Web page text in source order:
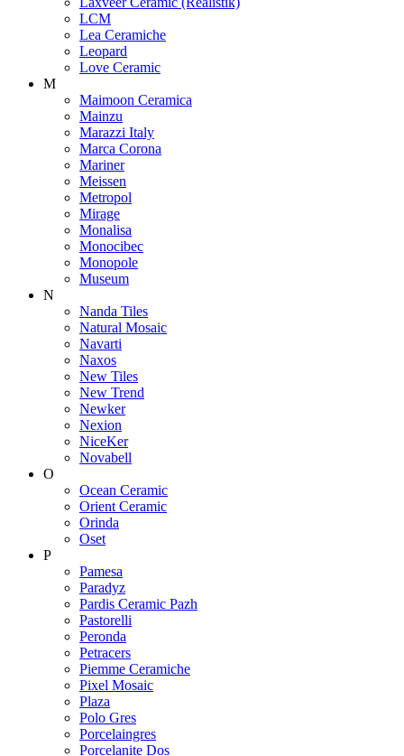
LCM
Lea Ceramiche
Leopard
Love Ceramic
M
Maimoon Ceramica
Mainzu
Marazzi Italy
Marca Corona
Mariner
Meissen
Metropol
Mirage
Monalisa
Monocibec
Monopole
Museum
N
Nanda Tiles
Natural Mosaic
Navarti
Naxos
New Tiles
New Trend
Newker
Nexion
NiceKer
Novabell
O
Ocean Ceramic
Orient Ceramic
Orinda
Oset
P
Pamesa
Paradyz
Pardis Ceramic Pazh
Pastorelli
Peronda
Petracers
Piemme Ceramiche
Pixel Mosaic
Plaza
Polo Gres
Porcelaingres
Porcelanite Dos